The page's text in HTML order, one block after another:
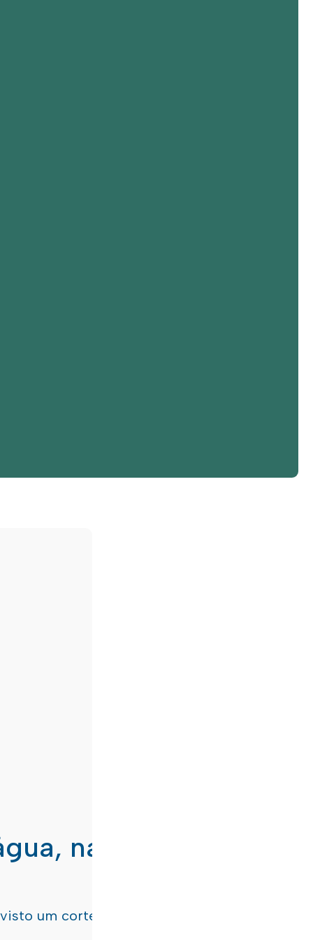
nas freguesias de
um corte de água